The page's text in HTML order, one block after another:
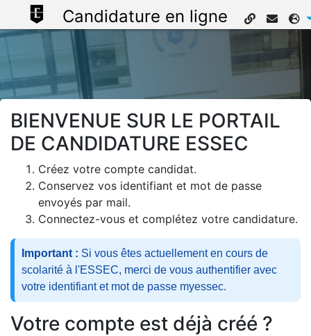
Candidature en ligne
BIENVENUE SUR LE PORTAIL
DE CANDIDATURE ESSEC
Créez votre compte candidat.
Conservez vos identifiant et mot de passe
envoyés par mail.
Connectez-vous et complétez votre candidature.
Important : Si vous êtes actuellement en cours de
scolarité à l'ESSEC, merci de vous authentifier avec
votre identifiant et mot de passe myessec.
Votre compte est déjà créé ?